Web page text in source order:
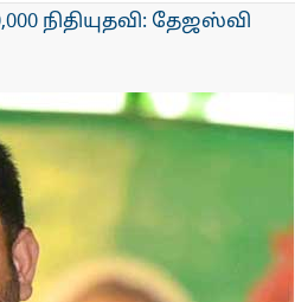
நிதியுதவி: தேஜஸ்வி